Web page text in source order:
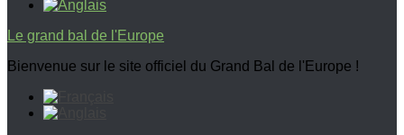
Le grand bal de l'Europe
Bienvenue sur le site officiel du Grand Bal de l'Europe !